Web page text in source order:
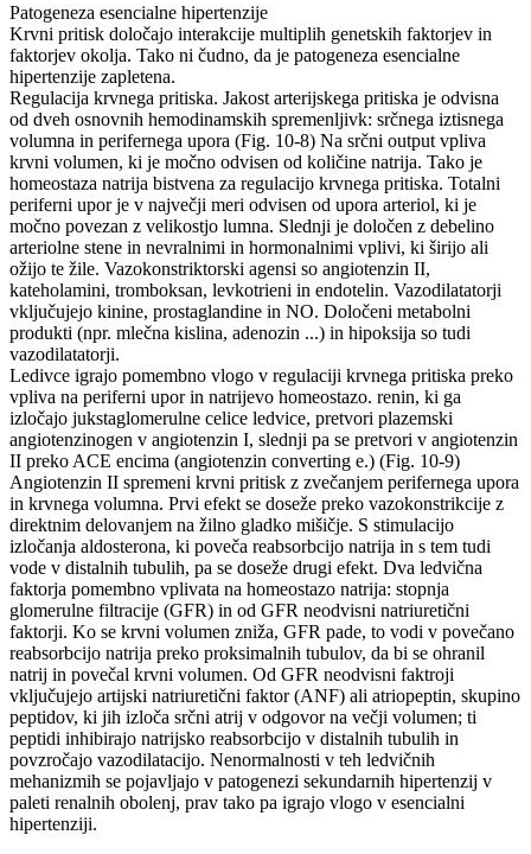
Patogeneza esencialne hipertenzije
Krvni pritisk določajo interakcije multiplih genetskih faktorjev in
faktorjev okolja. Tako ni čudno, da je patogeneza esencialne
hipertenzije zapletena.
Regulacija krvnega pritiska. Jakost arterijskega pritiska je odvisna
od dveh osnovnih hemodinamskih spremenljivk: srčnega iztisnega
volumna in perifernega upora (Fig. 10-8) Na srčni output vpliva
krvni volumen, ki je močno odvisen od količine natrija. Tako je
homeostaza natrija bistvena za regulacijo krvnega pritiska. Totalni
periferni upor je v največji meri odvisen od upora arteriol, ki je
močno povezan z velikostjo lumna. Slednji je določen z debelino
arteriolne stene in nevralnimi in hormonalnimi vplivi, ki širijo ali
ožijo te žile. Vazokonstriktorski agensi so angiotenzin II,
kateholamini, tromboksan, levkotrieni in endotelin. Vazodilatatorji
vključujejo kinine, prostaglandine in NO. Določeni metabolni
produkti (npr. mlečna kislina, adenozin ...) in hipoksija so tudi
vazodilatatorji.
Ledivce igrajo pomembno vlogo v regulaciji krvnega pritiska preko
vpliva na periferni upor in natrijevo homeostazo. renin, ki ga
izločajo jukstaglomerulne celice ledvice, pretvori plazemski
angiotenzinogen v angiotenzin I, slednji pa se pretvori v angiotenzin
II preko ACE encima (angiotenzin converting e.) (Fig. 10-9)
Angiotenzin II spremeni krvni pritisk z zvečanjem perifernega upora
in krvnega volumna. Prvi efekt se doseže preko vazokonstrikcije z
direktnim delovanjem na žilno gladko mišičje. S stimulacijo
izločanja aldosterona, ki poveča reabsorbcijo natrija in s tem tudi
vode v distalnih tubulih, pa se doseže drugi efekt. Dva ledvična
faktorja pomembno vplivata na homeostazo natrija: stopnja
glomerulne filtracije (GFR) in od GFR neodvisni natriuretični
faktorji. Ko se krvni volumen zniža, GFR pade, to vodi v povečano
reabsorbcijo natrija preko proksimalnih tubulov, da bi se ohranil
natrij in povečal krvni volumen. Od GFR neodvisni faktroji
vključujejo artijski natriuretični faktor (ANF) ali atriopeptin, skupino
peptidov, ki jih izloča srčni atrij v odgovor na večji volumen; ti
peptidi inhibirajo natrijsko reabsorbcijo v distalnih tubulih in
povzročajo vazodilatacijo. Nenormalnosti v teh ledvičnih
mehanizmih se pojavljajo v patogenezi sekundarnih hipertenzij v
paleti renalnih obolenj, prav tako pa igrajo vlogo v esencialni
hipertenziji.